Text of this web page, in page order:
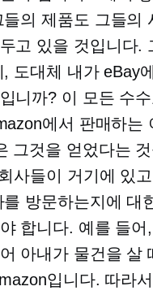
들의 제품도 그들의
고 있을 것입니다.
도대체 내가 eBay
니까? 이 모든 수
에서 판매하는
그것을 얻었다는
사들이 거기에 있
방문하는지에 대
합니다. 예를 들
아내가 물건을 살
입니다. 따라